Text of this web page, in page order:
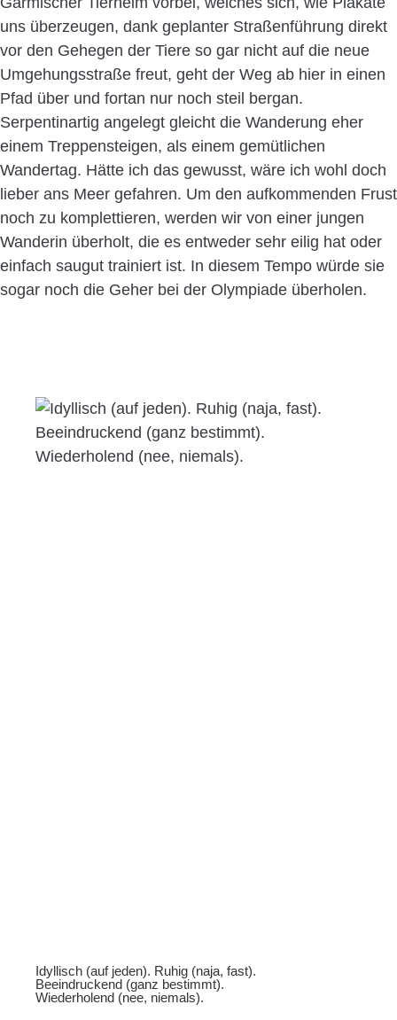
uns überzeugen, dank geplanter Straßenführung direkt
vor den Gehegen der Tiere so gar nicht auf die neue
Umgehungsstraße freut, geht der Weg ab hier in einen
Pfad über und fortan nur noch steil bergan.
Serpentinartig angelegt gleicht die Wanderung eher
einem Treppensteigen, als einem gemütlichen
Wandertag. Hätte ich das gewusst, wäre ich wohl doch
lieber ans Meer gefahren. Um den aufkommenden Frust
noch zu komplettieren, werden wir von einer jungen
Wanderin überholt, die es entweder sehr eilig hat oder
einfach saugut trainiert ist. In diesem Tempo würde sie
sogar noch die Geher bei der Olympiade überholen.
Idyllisch (auf jeden). Ruhig (naja, fast).
Beeindruckend (ganz bestimmt).
Wiederholend (nee, niemals).